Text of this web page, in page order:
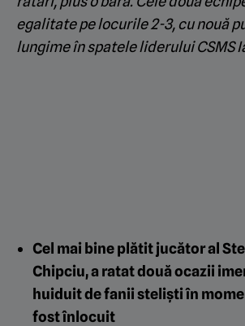
egalitate pe locurile 2-3, cu nouă
lungime în spatele liderului CSMS
Cel mai bine plătit jucător al
Chipciu, a ratat două ocazii
huiduit de fanii steliști în
fost înlocuit